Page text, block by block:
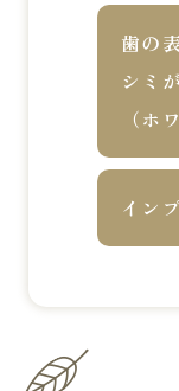
歯の
シミ
（ホ
イン